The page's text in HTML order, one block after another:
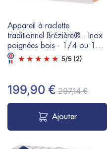
Appareil à raclette
traditionnel Brézière® - Inox
poignées bois - 1/4 ou 1/6
meule - 230V 1000W
5/5 (2)
199,90 € 297,14 €
Ajouter